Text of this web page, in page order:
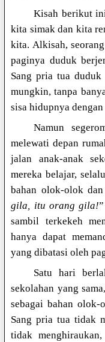
Kisah berikut
kita simak dan kita
kita. Alkisah,
paginya duduk
Sang pria tua
mungkin, tanpa
sisa hidupnya dengan
Namun
melewati depan
jalan anak-anak
mereka belajar,
bahan olok-olok
gila, itu orang gila!
sambil terkekeh
hanya dapat
yang dibatasi oleh
Satu hari
sekolahan yang
sebagai bahan olok-
Sang pria tua tidak
tidak